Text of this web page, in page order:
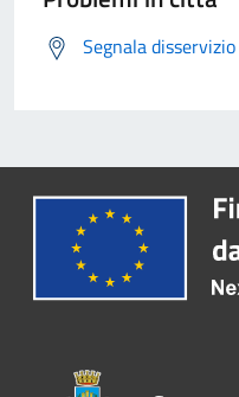
Segnala disservizio